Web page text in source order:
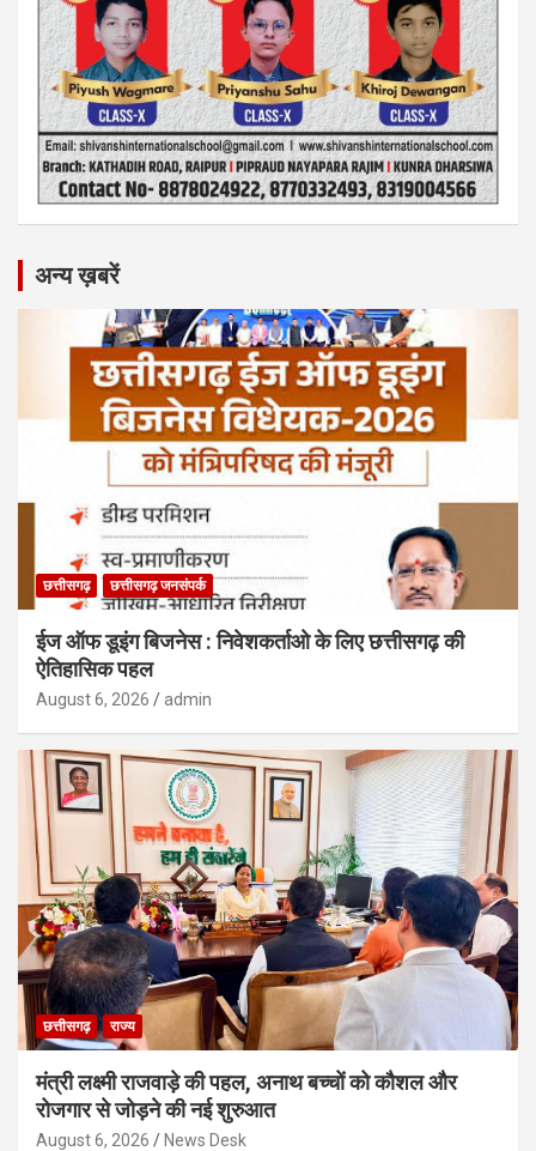
अन्य ख़बरें
छत्तीसगढ़ छत्तीसगढ़ जनसंपर्क
ईज ऑफ डूइंग बिजनेस : निवेशकर्ताओ के लिए छत्तीसगढ़ की
ऐतिहासिक पहल
August 6, 2026 admin
छत्तीसगढ़ राज्य
मंत्री लक्ष्मी राजवाड़े की पहल, अनाथ बच्चों को कौशल और
रोजगार से जोड़ने की नई शुरुआत
August 6, 2026 News Desk